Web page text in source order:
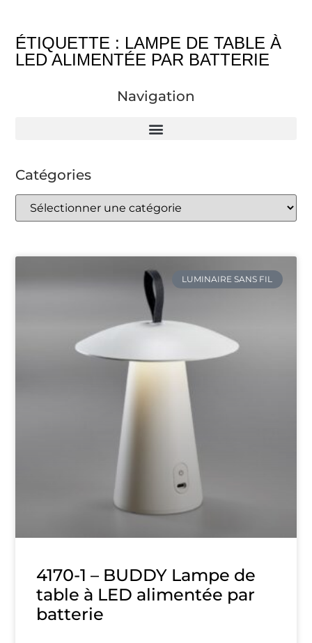
ÉTIQUETTE : LAMPE DE TABLE À
LED ALIMENTÉE PAR BATTERIE
Navigation
Catégories
LUMINAIRE SANS FIL
4170-1 – BUDDY Lampe de
table à LED alimentée par
batterie